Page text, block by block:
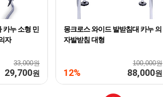
카누 소형 민
자
33,000원
29,700원
몽크로스 와이드 발받침대 카누 의
자발받침 대형
100,000원
12% 88,000원